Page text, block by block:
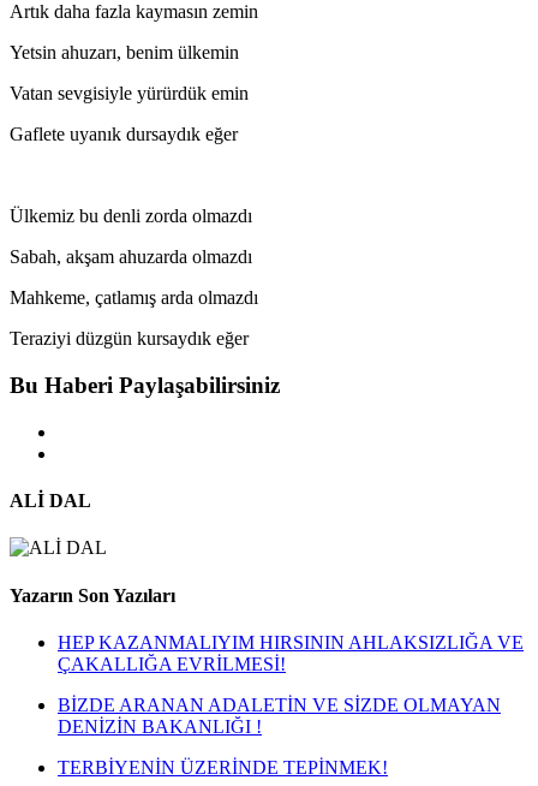
Artık daha fazla kaymasın zemin
Yetsin ahuzarı, benim ülkemin
Vatan sevgisiyle yürürdük emin
Gaflete uyanık dursaydık eğer
Ülkemiz bu denli zorda olmazdı
Sabah, akşam ahuzarda olmazdı
Mahkeme, çatlamış arda olmazdı
Teraziyi düzgün kursaydık eğer
Bu Haberi Paylaşabilirsiniz
ALİ DAL
Yazarın Son Yazıları
HEP KAZANMALIYIM HIRSININ AHLAKSIZLIĞA VE
ÇAKALLIĞA EVRİLMESİ!
BİZDE ARANAN ADALETİN VE SİZDE OLMAYAN
DENİZİN BAKANLIĞI !
TERBİYENİN ÜZERİNDE TEPİNMEK!